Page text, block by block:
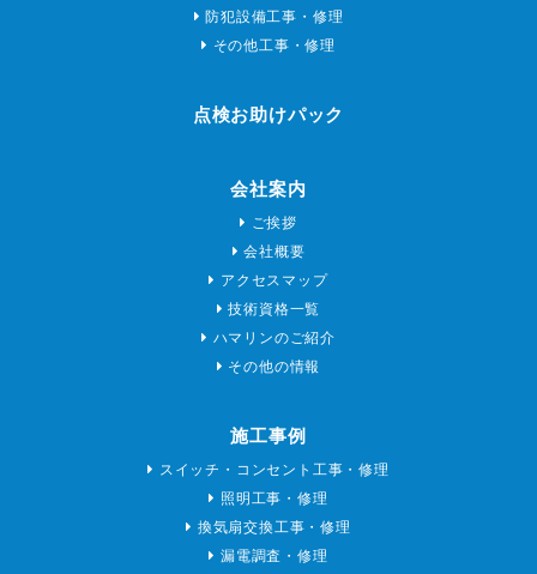
防犯設備工事・修理
その他工事・修理
点検お助けパック
会社案内
ご挨拶
会社概要
アクセスマップ
技術資格一覧
ハマリンのご紹介
その他の情報
施工事例
スイッチ・コンセント工事・修理
照明工事・修理
換気扇交換工事・修理
漏電調査・修理